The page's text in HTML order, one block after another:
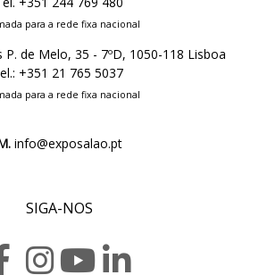
para a rede fixa nacional
P. de Melo, 35 - 7ºD, 1050-118 Lisboa
+351 21 765 5037
para a rede fixa nacional
info@exposalao.pt
SIGA-NOS